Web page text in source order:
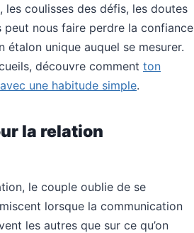
les coulisses des défis, les doutes
peut nous faire perdre la confiance
unique auquel se mesurer.
découvre comment ton
une habitude simple.
la relation
le couple oublie de se
lorsque la communication
les autres que sur ce qu’on